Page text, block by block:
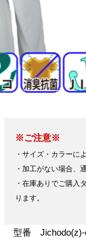
※ご注意※
・サイズ・カラーに
・加工がない場合、
・在庫ありでご購入
ります。
型番